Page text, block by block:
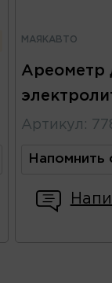
МАЯКАВТО
Ареометр
Артикул :
Напомнить